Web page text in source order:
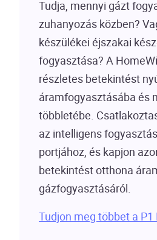
Tudja, mennyi gázt
zuhanyozás közben?
készülékei éjszakai
fogyasztása? A
részletes betekintést
áramfogyasztásába és
többletébe.
az intelligens
portjához, és kapjon
betekintést otthona
gázfogyasztásáról.
Tudjon meg többet a